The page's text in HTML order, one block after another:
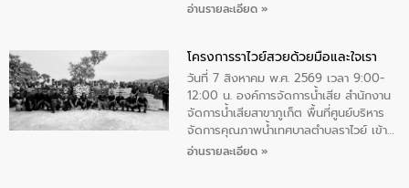
เจ้าสิริกิติ์พระบรมราชินีนาถ พระบรมราช
ทำเนียบรัฐบาล โดยมีนายอนุทิน ชาญวีรกูล
ทองคำและประกาศเกียรติคุณให้แก่ กำนัน
ผู้ใหญ่บ้านยอดเยี่ยม พร้อมกล่าวชื่นชม ให้
โอวาท และมอบนโยบาย
อ่านรายละเอียด »
โครงการราไวย์สวยด้วยมือและใจเรา
วันที่ 7 สิงหาคม พ.ศ. 2569 เวลา 9:00-
12:00 น. องค์การจัดการน้ำเสีย สำนักงาน
จัดการน้ำเสียสาขาภูเก็ต พื้นที่ศูนย์บริหาร
จัดการคุณภาพน้ำเทศบาลตำบลราไวย์ เข้า
ร่วมโครงการราไวย์สวยด้วยมือและใจเรา
อ่านรายละเอียด »